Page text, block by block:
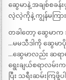
ဆွေမာနဲ့ အချစ်စခ
လဲ့လဲ့ကိုနဲ့ ကျွန်မကြား
တခါတော့ ဆွေမာက
…မမသီဒါကို ဆွေမ
…ဆွေမာလည်း ဆရ
ရွေးချယ်စရာလမ်
ပြီး သရီးဆမ်းကြ